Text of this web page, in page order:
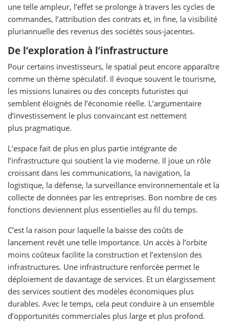
une telle ampleur, l’effet se prolonge à travers les cycles de
commandes, l’attribution des contrats et, in fine, la visibilité
pluriannuelle des revenus des sociétés sous-jacentes.
De l’exploration à l’infrastructure
Pour certains investisseurs, le spatial peut encore apparaître
comme un thème spéculatif. Il évoque souvent le tourisme,
les missions lunaires ou des concepts futuristes qui
semblent éloignés de l’économie réelle. L’argumentaire
d’investissement le plus convaincant est nettement
plus pragmatique.
L’espace fait de plus en plus partie intégrante de
l’infrastructure qui soutient la vie moderne. Il joue un rôle
croissant dans les communications, la navigation, la
logistique, la défense, la surveillance environnementale et la
collecte de données par les entreprises. Bon nombre de ces
fonctions deviennent plus essentielles au fil du temps.
C’est la raison pour laquelle la baisse des coûts de
lancement revêt une telle importance. Un accès à l’orbite
moins coûteux facilite la construction et l’extension des
infrastructures. Une infrastructure renforcée permet le
déploiement de davantage de services. Et un élargissement
des services soutient des modèles économiques plus
durables. Avec le temps, cela peut conduire à un ensemble
d’opportunités commerciales plus large et plus profond.